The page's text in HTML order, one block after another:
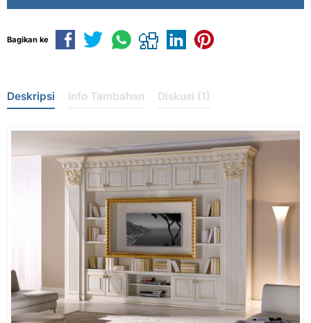
Bagikan ke
Deskripsi Info Tambahan Diskusi (1)